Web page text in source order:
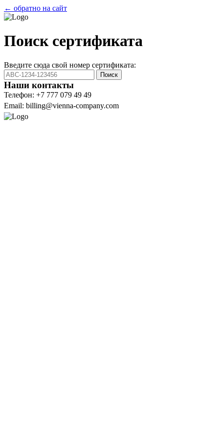
← обратно на сайт
Поиск сертификата
Введите сюда свой номер сертификата:
Поиск
Наши контакты
Телефон: +7 777 079 49 49
Email: billing@vienna-company.com